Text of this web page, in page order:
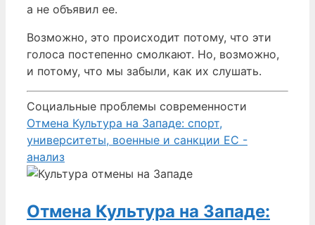
а не объявил ее.
Возможно, это происходит потому, что эти
голоса постепенно смолкают. Но, возможно,
и потому, что мы забыли, как их слушать.
Социальные проблемы современности
Отмена Культура на Западе: спорт,
университеты, военные и санкции ЕС -
анализ
Отмена Культура на Западе: